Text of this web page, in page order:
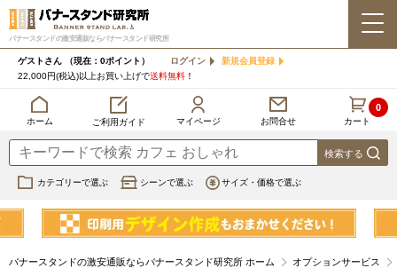
バナースタンドの激安通販ならバナースタンド研究所
ゲストさん （現在：0ポイント） ログイン
新規会員登録
22,000円(税込)以上お買い上げで送料無料 ！
ホーム ご利用ガイド マイページ お問合せ カート
0
カテゴリーで選ぶ シーンで選ぶ サイズ・価格で選ぶ
バナースタンドの激安通販ならバナースタンド研究所 ホーム オプションサービス